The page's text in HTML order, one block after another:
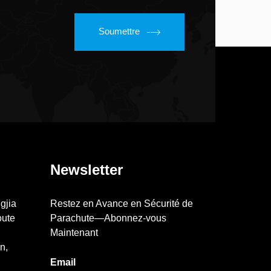
Soumettre
Newsletter
Restez en Avance en Sécurité de
Parachute—Abonnez-vous
Maintenant
Email